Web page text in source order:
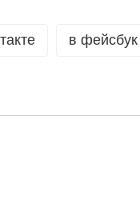
в фейсбук